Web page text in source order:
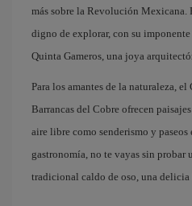
más sobre la Revolución
digno de explorar, con su
Quinta Gameros, una joya
Para los amantes de la naturaleza,
Barrancas del Cobre ofrecen
aire libre como senderismo y paseos
gastronomía, no te vayas sin
tradicional caldo de oso, una delicia